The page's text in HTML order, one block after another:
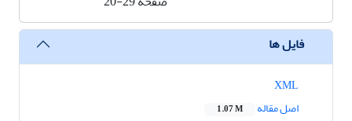
فایل ها
اصل مقاله
1.07 M